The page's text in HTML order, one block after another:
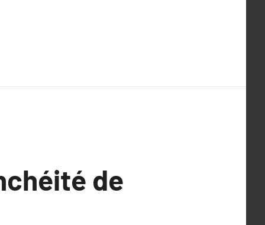
de